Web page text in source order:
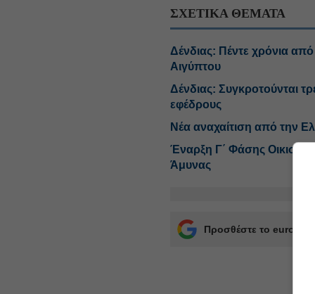
ΣΧΕΤΙΚΑ ΘΕΜΑΤΑ
Δένδιας: Πέντε χρόνια
Αιγύπτου
Δένδιας: Συγκροτούνται
εφέδρους
Νέα αναχαίτιση από την
Έναρξη Γ΄ Φάσης
Άμυνας
Προσθέστε το